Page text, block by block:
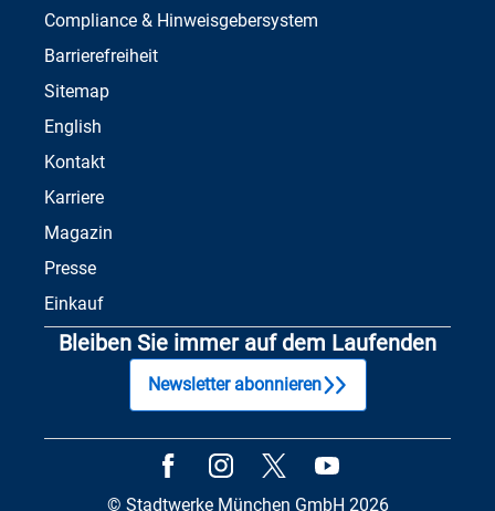
Compliance & Hinweisgebersystem
Barrierefreiheit
Sitemap
English
Kontakt
Karriere
Magazin
Presse
Einkauf